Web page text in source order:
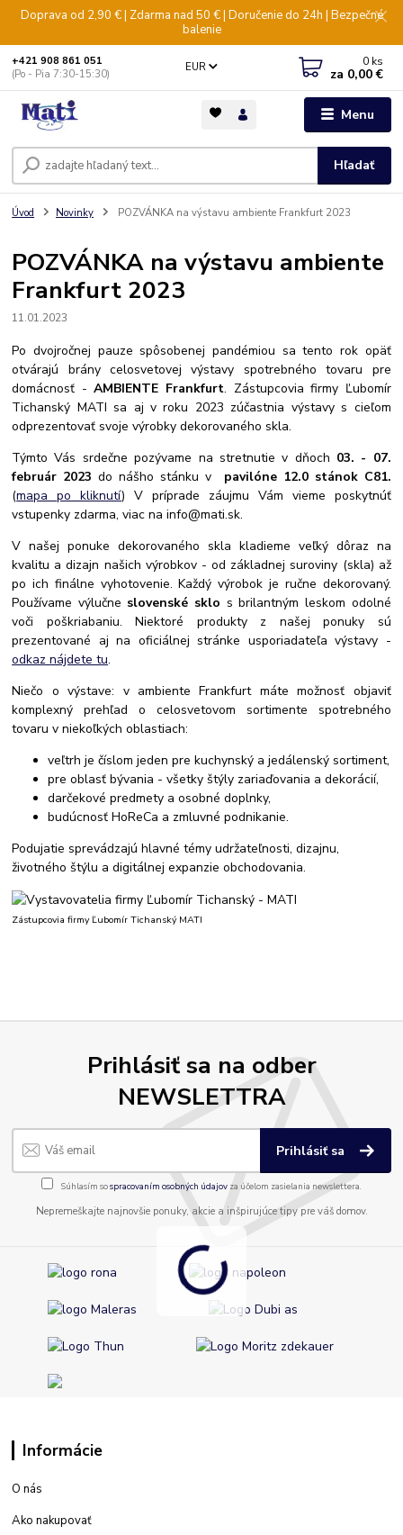
Doprava od 2,90 € | Zdarma nad 50 € | Doručenie do 24h | Bezpečné
balenie
Menu
EUR
Hľadať
+421 908 861 051
(Po - Pia 7:30-15:30)
0 ks
za 0,00 €
Úvod Novinky POZVÁNKA na výstavu ambiente Frankfurt 2023
POZVÁNKA na výstavu ambiente
Frankfurt 2023
11.01.2023
Po dvojročnej pauze spôsobenej pandémiou sa tento rok opäť
otvárajú brány celosvetovej výstavy spotrebného tovaru pre
domácnosť -AMBIENTE Frankfurt. Zástupcovia firmy Ľubomír
Tichanský MATI sa aj v roku 2023 zúčastnia výstavy s cieľom
odprezentovať svoje výrobky dekorovaného skla.
Týmto Vás srdečne pozývame na stretnutie v dňoch 03. - 07.
február 2023 do nášho stánku v pavilóne 12.0 stánok C81.
(mapa po kliknutí) V príprade záujmu Vám vieme poskytnúť
vstupenky zdarma, viac na info@mati.sk.
V našej ponuke dekorovaného skla kladieme veľký dôraz na
kvalitu a dizajn našich výrobkov - od základnej suroviny (skla) až
po ich finálne vyhotovenie. Každý výrobok je ručne dekorovaný.
Používame výlučne slovenské sklo s brilantným leskom odolné
voči poškriabaniu. Niektoré produkty z našej ponuky sú
prezentované aj na oficiálnej stránke usporiadateľa výstavy -
odkaz nájdete tu.
Niečo o výstave: v ambiente Frankfurt máte možnosť objaviť
komplexný prehľad o celosvetovom sortimente spotrebného
tovaru v niekoľkých oblastiach:
veľtrh je číslom jeden pre kuchynský a jedálenský sortiment,
pre oblasť bývania - všetky štýly zariaďovania a dekorácií,
darčekové predmety a osobné doplnky,
budúcnosť HoReCa a zmluvné podnikanie.
Podujatie sprevádzajú hlavné témy udržateľnosti, dizajnu,
životného štýlu a digitálnej expanzie obchodovania.
Zástupcovia firmy Ľubomír Tichanský MATI
Prihlásiť sa na odber
NEWSLETTRA
Prihlásiť sa
Súhlasím sospracovaním osobných údajov za účelom zasielania newslettera.
Nepremeškajte najnovšie ponuky, akcie a inšpirujúce tipy pre váš domov.
Informácie
O nás
Ako nakupovať